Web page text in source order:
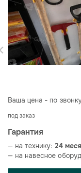
Ваша цена - по
под заказ
Гарантия
— на технику: 24
— на навесное